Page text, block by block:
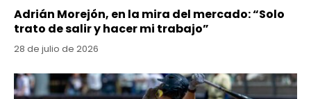
Adrián Morejón, en la mira del mercado: “Solo
trato de salir y hacer mi trabajo”
28 de julio de 2026